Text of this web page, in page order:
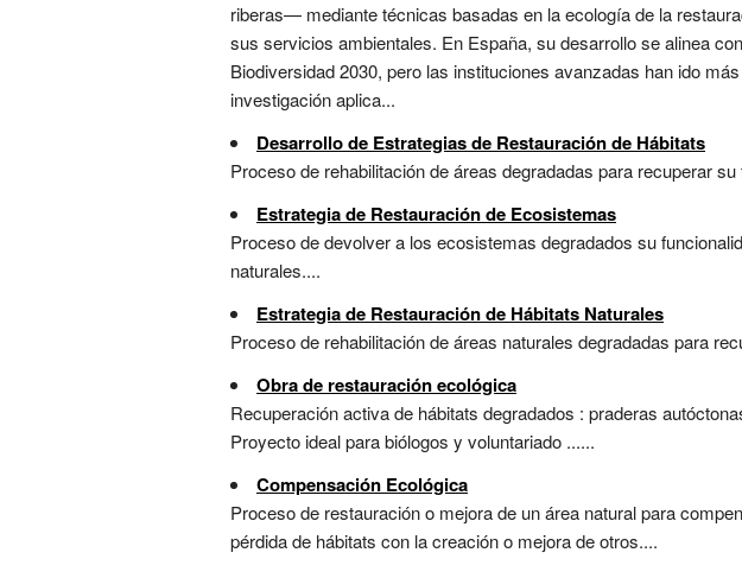
riberas— mediante técnicas basadas en la ecología de la
sus servicios ambientales. En España, su desarrollo se alinea
Biodiversidad 2030, pero las instituciones avanzadas han ido
investigación aplica...
Desarrollo de Estrategias de Restauración de Hábitats
Proceso de rehabilitación de áreas degradadas para recuperar
Estrategia de Restauración de Ecosistemas
Proceso de devolver a los ecosistemas degradados su
naturales....
Estrategia de Restauración de Hábitats Naturales
Proceso de rehabilitación de áreas naturales degradadas para
Obra de restauración ecológica
Recuperación activa de hábitats degradados : praderas
Proyecto ideal para biólogos y voluntariado ......
Compensación Ecológica
Proceso de restauración o mejora de un área natural para
pérdida de hábitats con la creación o mejora de otros....